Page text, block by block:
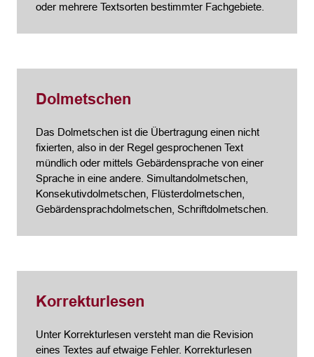
oder mehrere Textsorten bestimmter Fachgebiete.
Dolmetschen
Das Dolmetschen ist die Übertragung einen nicht
fixierten, also in der Regel gesprochenen Text
mündlich oder mittels Gebärdensprache von einer
Sprache in eine andere. Simultandolmetschen,
Konsekutivdolmetschen, Flüsterdolmetschen,
Gebärdensprachdolmetschen, Schriftdolmetschen.
Korrekturlesen
Unter Korrekturlesen versteht man die Revision
eines Textes auf etwaige Fehler. Korrekturlesen